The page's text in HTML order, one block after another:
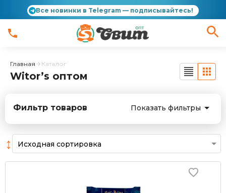
Все новинки в Telegram — подписывайтесь!
Главная Каталог
Witor’s оптом
Фильтр товаров Показать фильтры
↕